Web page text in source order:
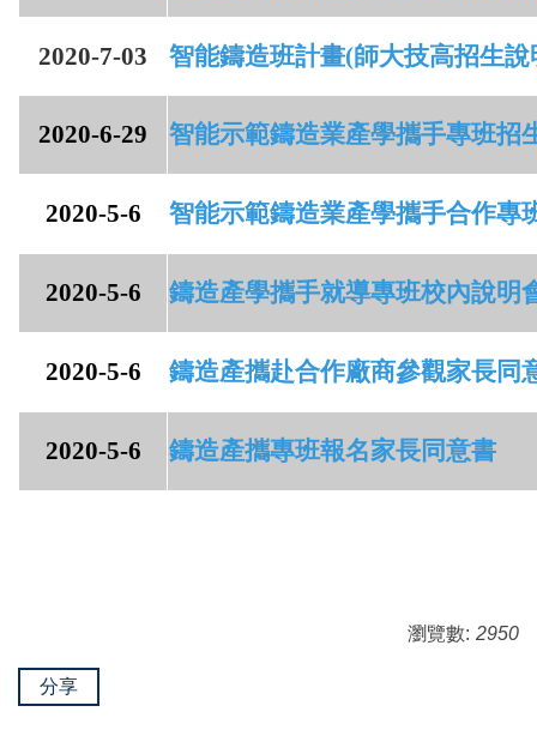
2020-7-03 智能鑄造班計畫(師大技高招生
2020-6-29 智能示範鑄造業產學攜手專班招
2020-5-6 智能示範鑄造業產學攜手合作專
2020-5-6 鑄造產學攜手就導專班校內說明
2020-5-6 鑄造產攜赴合作廠商參觀家長同
2020-5-6 鑄造產攜專班報名家長同意書
瀏覽數: 2950
分享